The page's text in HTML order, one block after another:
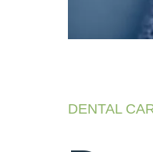
DENTAL